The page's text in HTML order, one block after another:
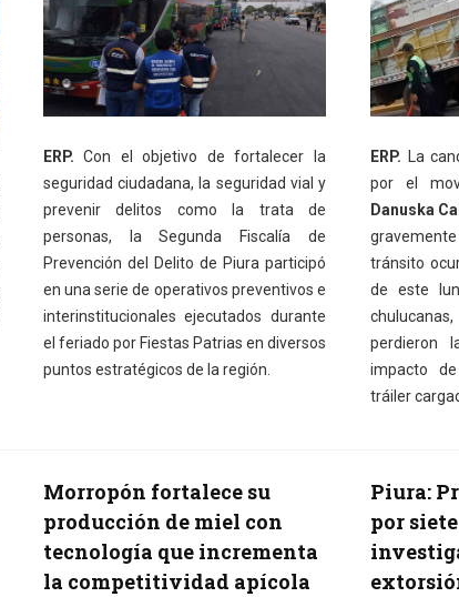
ERP. Con el objetivo de fortalecer la
seguridad ciudadana, la seguridad vial y
prevenir delitos como la trata de
personas, la Segunda Fiscalía de
Prevención del Delito de Piura participó
en una serie de operativos preventivos e
interinstitucionales ejecutados durante
el feriado por Fiestas Patrias en diversos
puntos estratégicos de la región.
ERP. La
por el
Danuska
tránsito
de este
perdieron
impacto
tráiler
Morropón fortalece su
producción de miel con
tecnología que incrementa
la competitividad apícola
Piura:
por